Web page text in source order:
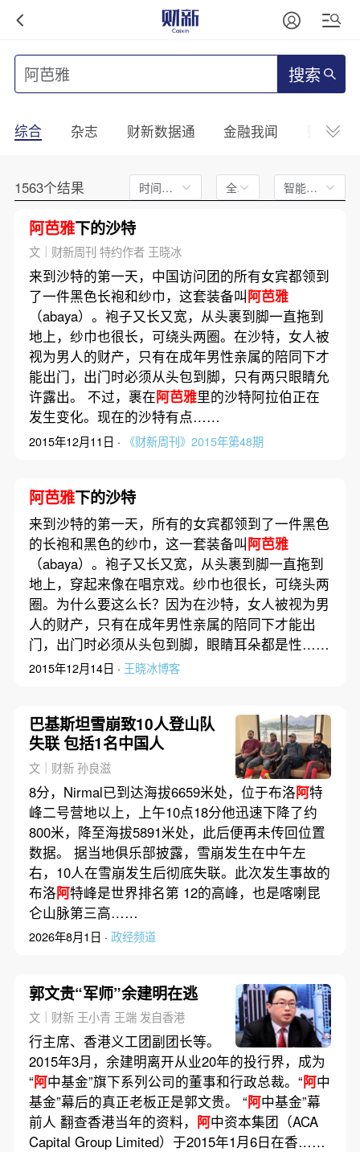
搜索
综合 杂志 财新数据通 金融我闻 财新
1563个结果 时间不限 全文 智能排序
阿芭雅下的沙特
文｜财新周刊 特约作者 王晓冰
来到沙特的第一天，中国访问团的所有女宾都领到
了一件黑色长袍和纱巾，这套装备叫阿芭雅
（abaya）。袍子又长又宽，从头裹到脚一直拖到
地上，纱巾也很长，可绕头两圈。在沙特，女人被
视为男人的财产，只有在成年男性亲属的陪同下才
能出门，出门时必须从头包到脚，只有两只眼睛允
许露出。 不过，裹在阿芭雅里的沙特阿拉伯正在
发生变化。现在的沙特有点……
2015年12月11日 · 《财新周刊》2015年第48期
阿芭雅下的沙特
来到沙特的第一天，所有的女宾都领到了一件黑色
的长袍和黑色的纱巾，这一套装备叫阿芭雅
（abaya）。袍子又长又宽，从头裹到脚一直拖到
地上，穿起来像在唱京戏。纱巾也很长，可绕头两
圈。为什么要这么长？因为在沙特，女人被视为男
人的财产，只有在成年男性亲属的陪同下才能出
门，出门时必须从头包到脚，眼睛耳朵都是性……
2015年12月14日 · 王晓冰博客
巴基斯坦雪崩致10人登山队
失联 包括1名中国人
文｜财新 孙良滋
8分，Nirmal已到达海拔6659米处，位于布洛阿特
峰二号营地以上，上午10点18分他迅速下降了约
800米，降至海拔5891米处，此后便再未传回位置
数据。 据当地俱乐部披露，雪崩发生在中午左
右，10人在雪崩发生后彻底失联。此次发生事故的
布洛阿特峰是世界排名第 12的高峰，也是喀喇昆
仑山脉第三高……
2026年8月1日 · 政经频道
郭文贵“军师”余建明在逃
文｜财新 王小青 王端 发自香港
行主席、香港义工团副团长等。
2015年3月，余建明离开从业20年的投行界，成为
“阿中基金”旗下系列公司的董事和行政总裁。“阿中
基金”幕后的真正老板正是郭文贵。 “阿中基金”幕
前人 翻查香港当年的资料， 阿中资本集团（ACA
Capital Group Limited）于2015年1月6日在香……